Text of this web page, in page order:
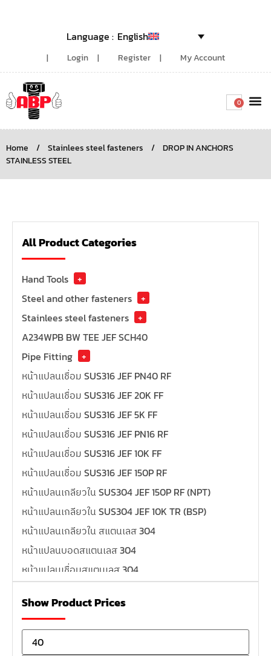
English
Login Register My Account
0
Home / Stainlees steel fasteners /
DROP IN ANCHORS
STAINLESS STEEL
All Product Categories
Hand Tools
+
Steel and other fasteners
+
Stainlees steel fasteners
+
A234WPB BW TEE JEF SCH40
Pipe Fitting
+
หน้าแปลนเชื่อม SUS316 JEF PN40 RF
หน้าแปลนเชื่อม SUS316 JEF 20K FF
หน้าแปลนเชื่อม SUS316 JEF 5K FF
หน้าแปลนเชื่อม SUS316 JEF PN16 RF
หน้าแปลนเชื่อม SUS316 JEF 10K FF
หน้าแปลนเชื่อม SUS316 JEF 150P RF
หน้าแปลนเกลียวใน SUS304 JEF 150P RF (NPT)
หน้าแปลนเกลียวใน SUS304 JEF 10K TR (BSP)
หน้าแปลนเกลียวใน สแตนเลส 304
หน้าแปลนบอดสแตนเลส 304
หน้าแปลนเชื่อมสแตนเลส 304
หน้าแปลนเหล็กคอสูง
หน้าแปลนเชื่อมเหล็กสลิปออน
หน้าแปลนเชื่อมเหล็กบอด
Show Product Prices